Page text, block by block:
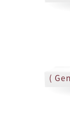
(